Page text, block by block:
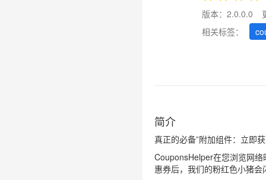
版本：2.0.0.0
相关标签：
简介
真正的必备”附加组件：立即
CouponsHelper在您浏览网
惠券后，我们的粉红色小猪会